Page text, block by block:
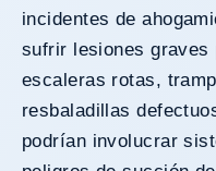
incidentes de
sufrir lesiones graves
escaleras rotas,
resbaladillas
podrían involucrar